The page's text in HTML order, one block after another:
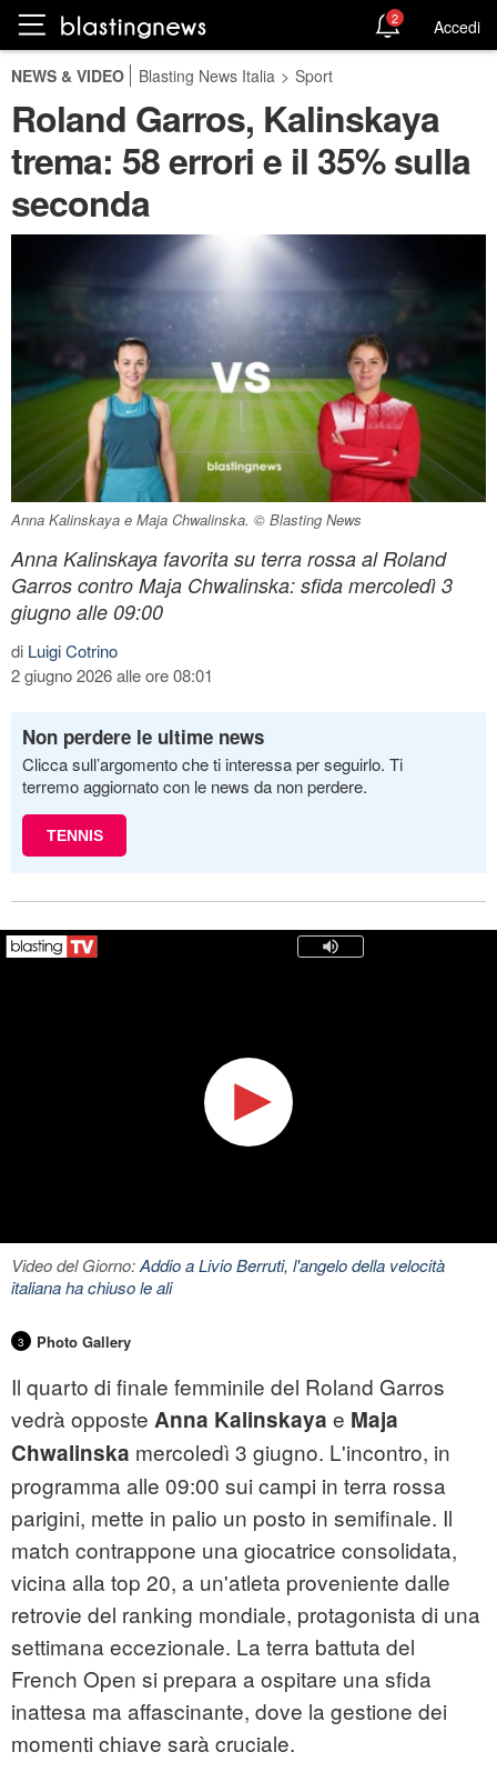
2 Accedi
NEWS & VIDEO Blasting News Italia > Sport
Roland Garros, Kalinskaya
trema: 58 errori e il 35% sulla
seconda
Anna Kalinskaya e Maja Chwalinska. © Blasting News
Anna Kalinskaya favorita su terra rossa al Roland
Garros contro Maja Chwalinska: sfida mercoledì 3
giugno alle 09:00
di Luigi Cotrino
2 giugno 2026 alle ore 08:01
Non perdere le ultime news
Clicca sull’argomento che ti interessa per seguirlo. Ti
terremo aggiornato con le news da non perdere.
TENNIS
Video del Giorno:Addio a Livio Berruti, l'angelo della velocità
italiana ha chiuso le ali
3 Photo Gallery
Il quarto di finale femminile del Roland Garros
vedrà opposte Anna Kalinskaya e Maja
Chwalinska mercoledì 3 giugno. L'incontro, in
programma alle 09:00 sui campi in terra rossa
parigini, mette in palio un posto in semifinale. Il
match contrappone una giocatrice consolidata,
vicina alla top 20, a un'atleta proveniente dalle
retrovie del ranking mondiale, protagonista di una
settimana eccezionale. La terra battuta del
French Open si prepara a ospitare una sfida
inattesa ma affascinante, dove la gestione dei
momenti chiave sarà cruciale.